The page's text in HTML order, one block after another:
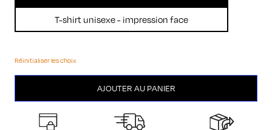
T-shirt unisexe - impression face
Réinitialiser les choix
AJOUTER AU PANIER